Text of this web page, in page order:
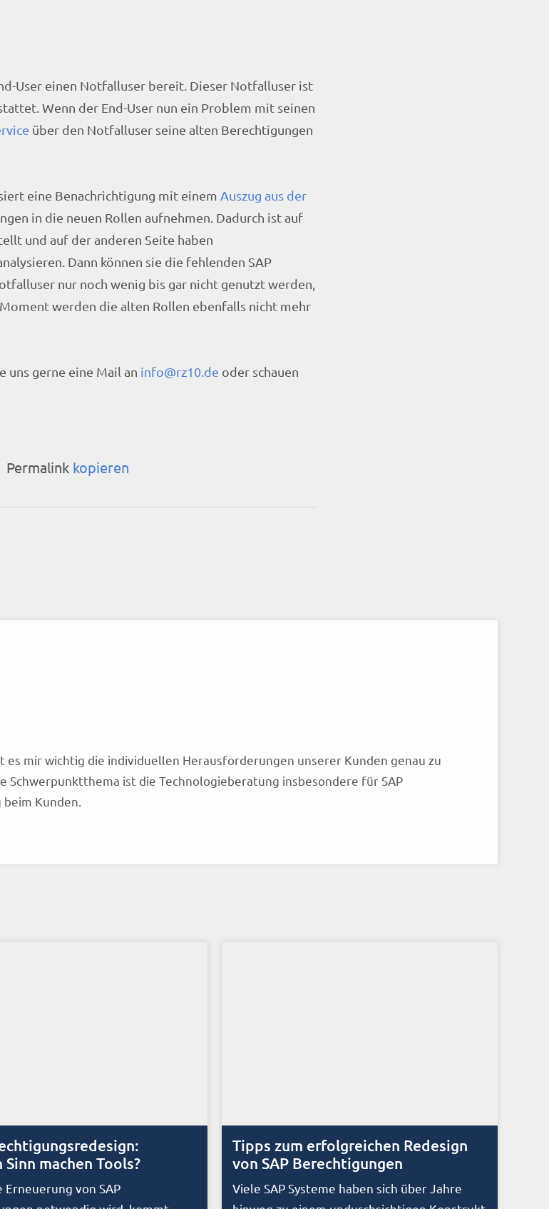
User einen Notfalluser bereit. Dieser Notfalluser ist
Wenn der End-User nun ein Problem mit seinen
über den Notfalluser seine alten Berechtigungen
eine Benachrichtigung mit einem Auszug aus der
in die neuen Rollen aufnehmen. Dadurch ist auf
und auf der anderen Seite haben
Dann können sie die fehlenden SAP
nur noch wenig bis gar nicht genutzt werden,
werden die alten Rollen ebenfalls nicht mehr
uns gerne eine Mail an info@rz10.de oder schauen
Permalinkkopieren
mir wichtig die individuellen Herausforderungen unserer Kunden genau zu
ist die Technologieberatung insbesondere für SAP
Kunden.
Sinn machen Tools?
Erneuerung von SAP
Tipps zum erfolgreichen Redesign
von SAP Berechtigungen
Viele SAP Systeme haben sich über Jahre